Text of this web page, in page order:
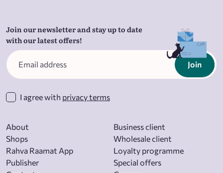
Join our newsletter and stay up to date
with our latest offers!
Join
I agree with privacy terms
About
Shops
Rahva Raamat App
Publisher
Business client
Wholesale client
Loyalty programme
Special offers